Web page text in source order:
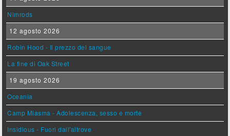
Nimrods
12 agosto 2026
Robin Hood - Il prezzo del sangue
La fine di Oak Street
19 agosto 2026
Oceania
Camp Miasma - Adolescenza, sesso e morte
Insidious - Fuori dall'altrove